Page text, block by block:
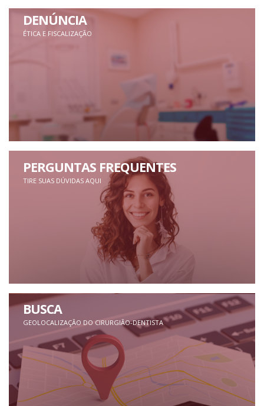
DENÚNCIA
ÉTICA E FISCALIZAÇÃO
PERGUNTAS FREQUENTES
TIRE SUAS DÚVIDAS AQUI
BUSCA
GEOLOCALIZAÇÃO DO CIRURGIÃO-DENTISTA